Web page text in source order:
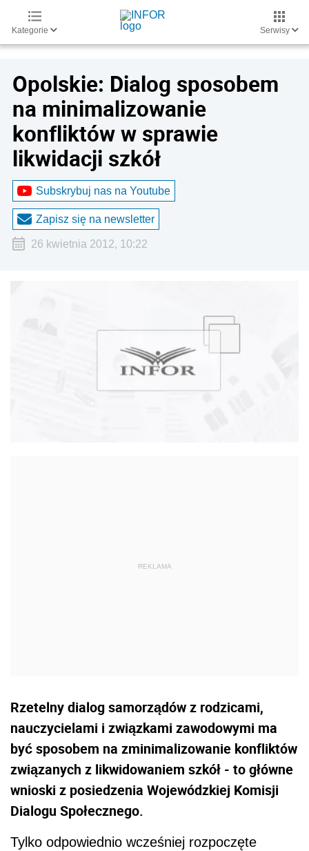
Kategorie Serwisy
Opolskie: Dialog sposobem
na minimalizowanie
konfliktów w sprawie
likwidacji szkół
Subskrybuj nas na Youtube
Zapisz się na newsletter
26 kwietnia 2012, 10:22
Rzetelny dialog samorządów z rodzicami,
nauczycielami i związkami zawodowymi ma
być sposobem na zminimalizowanie konfliktów
związanych z likwidowaniem szkół - to główne
wnioski z posiedzenia Wojewódzkiej Komisji
Dialogu Społecznego.
Tylko odpowiednio wcześniej rozpoczęte